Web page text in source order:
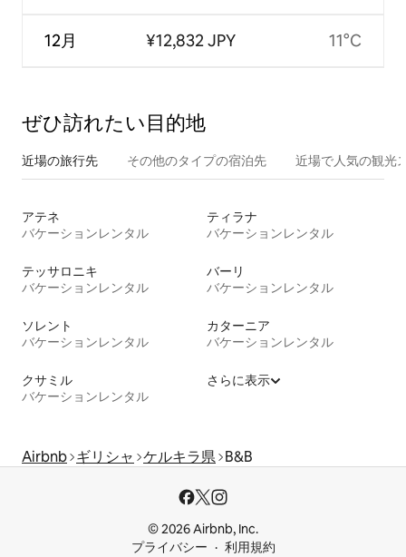
12月 ¥12,832 JPY 11°C
ぜひ訪⁠れ⁠た⁠い目⁠的⁠地
近場の旅行先 その他のタ⁠イ⁠プ⁠の宿⁠泊⁠先 近場で人気の観光
アテネ
バケーションレンタル
ティラナ
バケーションレンタル
テッサロニキ
バケーションレンタル
バーリ
バケーションレンタル
ソレント
バケーションレンタル
カターニア
バケーションレンタル
クサミル
バケーションレンタル
さらに表示
Airbnb ギリシャ ケルキラ県 B&B
© 2026 Airbnb, Inc.
プライバシー
利用規約